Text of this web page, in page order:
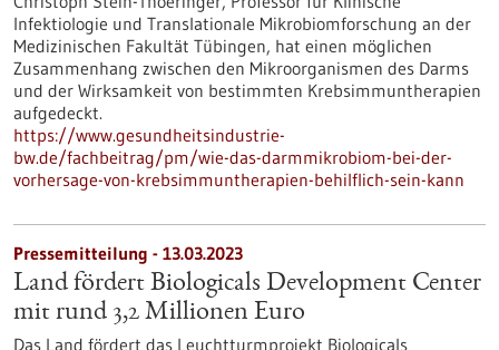
Infektiologie und Translationale Mikrobiomforschung an der
Medizinischen Fakultät Tübingen, hat einen möglichen
Zusammenhang zwischen den Mikroorganismen des Darms
und der Wirksamkeit von bestimmten Krebsimmuntherapien
aufgedeckt.
https://www.gesundheitsindustrie-
bw.de/fachbeitrag/pm/wie-das-darmmikrobiom-bei-der-
vorhersage-von-krebsimmuntherapien-behilflich-sein-kann
Pressemitteilung - 13.03.2023
Land fördert Biologicals Development Center
mit rund 3,2 Millionen Euro
Das Land fördert das Leuchtturmprojekt Biologicals